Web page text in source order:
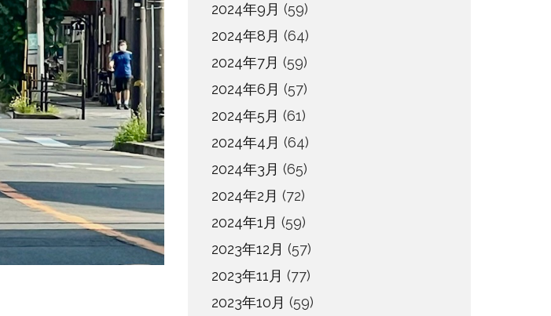
2024年9月 (59)
2024年8月 (64)
2024年7月 (59)
2024年6月 (57)
2024年5月 (61)
2024年4月 (64)
2024年3月 (65)
2024年2月 (72)
2024年1月 (59)
2023年12月 (57)
2023年11月 (77)
2023年10月 (59)